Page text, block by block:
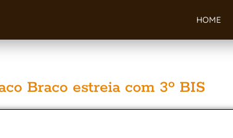
HOME
Braco estreia com 3º BIS